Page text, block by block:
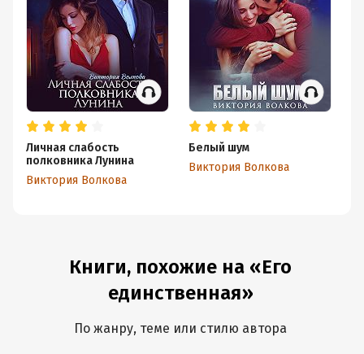
Личная слабость
полковника Лунина
Виктория Волкова
Белый шум
Виктория Волкова
Книги, похожие на «Его
единственная»
По жанру, теме или стилю автора